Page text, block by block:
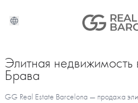
Элитная
Брава
GG Real Estate Barcelona — продажа